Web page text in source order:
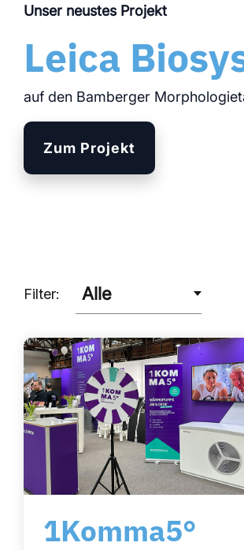
Unser neustes Projekt
Leica
auf den Bamberger
Zum Projekt
Filter:
1Komma5°